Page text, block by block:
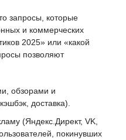
запросы, которые
и коммерческих
2025» или «какой
позволяют
обзорами и
доставка).
(Яндекс.Директ, VK,
покинувших